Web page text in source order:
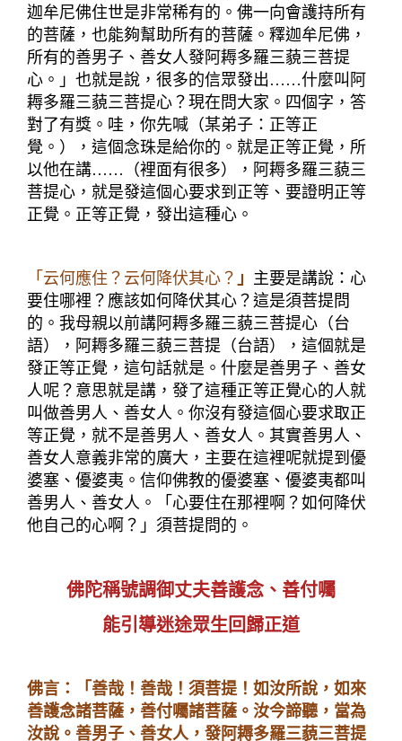
迦牟尼佛住世是非常稀有的。佛一向會護持所有
的菩薩，也能夠幫助所有的菩薩。釋迦牟尼佛，
所有的善男子、善女人發阿耨多羅三藐三菩提
心。」也就是說，很多的信眾發出……什麼叫阿
耨多羅三藐三菩提心？現在問大家。四個字，答
對了有獎。哇，你先喊（某弟子：正等正
覺。），這個念珠是給你的。就是正等正覺，所
以他在講…… （裡面有很多），阿耨多羅三藐三
菩提心，就是發這個心要求到正等、要證明正等
正覺。正等正覺，發出這種心。
「云何應住？云何降伏其心？ 」 主要是講說：心
要住哪裡？應該如何降伏其心？這是須菩提問
的。我母親以前講阿耨多羅三藐三菩提心（台
語），阿耨多羅三藐三菩提（台語），這個就是
發正等正覺，這句話就是。什麼是善男子、善女
人呢？意思就是講，發了這種正等正覺心的人就
叫做善男人、善女人。你沒有發這個心要求取正
等正覺，就不是善男人、善女人。其實善男人、
善女人意義非常的廣大，主要在這裡呢就提到優
婆塞、優婆夷。信仰佛教的優婆塞、優婆夷都叫
善男人、善女人。「心要住在那裡啊？如何降伏
他自己的心啊？」須菩提問的。
佛陀稱號調御丈夫善護念、善付囑
能引導迷途眾生回歸正道
佛言：「善哉！善哉！須菩提！如汝所說，如來
善護念諸菩薩，善付囑諸菩薩。汝今諦聽，當為
汝說。善男子、善女人，發阿耨多羅三藐三菩提